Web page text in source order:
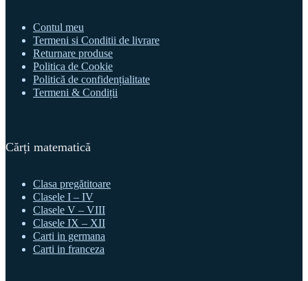
Contul meu
Termeni si Conditii de livrare
Returnare produse
Politica de Cookie
Politică de confidențialitate
Termeni & Condiții
Cărți matematică
Clasa pregătitoare
Clasele I – IV
Clasele V – VIII
Clasele IX – XII
Carti in germana
Carti in franceza